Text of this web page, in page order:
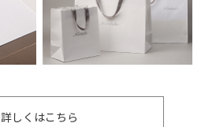
詳しくはこちら